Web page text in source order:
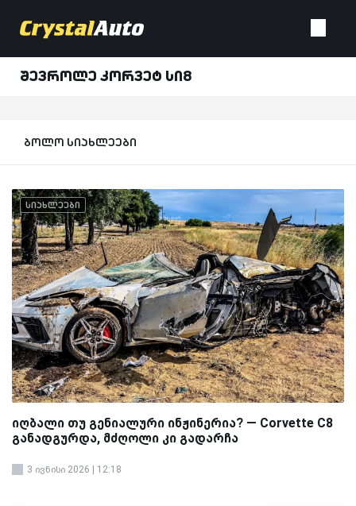
შევროლე კორვეტ სი8
ბოლო სიახლეები
სიახლეები
იღბალი თუ გენიალური ინჟინერია? — Corvette C8
განადგურდა, მძღოლი კი გადარჩა
3 ივნისი 2026 | 12:18